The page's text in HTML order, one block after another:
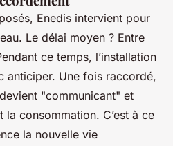
Enedis intervient pour
Le délai moyen ? Entre
ce temps, l’installation
anticiper. Une fois raccordé,
"communicant" et
consommation. C’est à ce
la nouvelle vie